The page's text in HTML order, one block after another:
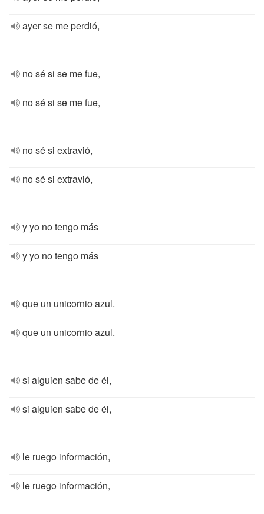
ayer se me perdió,
no sé si se me fue,
no sé si se me fue,
no sé si extravió,
no sé si extravió,
y yo no tengo más
y yo no tengo más
que un unicornio azul.
que un unicornio azul.
si alguien sabe de él,
si alguien sabe de él,
le ruego información,
le ruego información,